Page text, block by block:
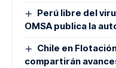
Perú libre del
OMSA publica la
Chile en
compartirán